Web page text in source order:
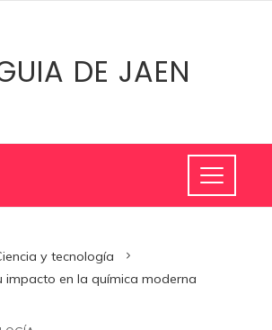
DE JAEN
y tecnología
impacto en la química moderna